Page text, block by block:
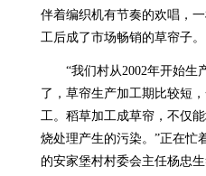
伴着编织机有节奏的欢唱，
工后成了市场畅销的草帘子。
“我们村从2002年开始生
了，草帘生产加工期比较短
工。稻草加工成草帘，不仅
烧处理产生的污染。”正在忙
的安家堡村村委会主任杨忠生